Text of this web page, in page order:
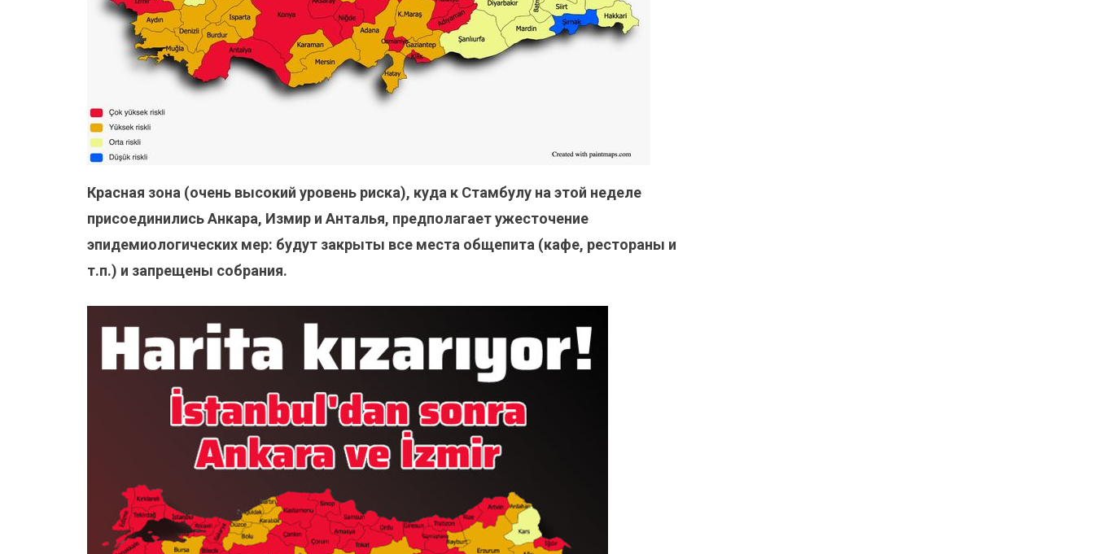
Красная зона (очень высокий уровень риска), куда к Стамбулу на этой неделе
присоединились Анкара, Измир и Анталья, предполагает ужесточение
эпидемиологических мер: будут закрыты все места общепита (кафе, рестораны и
т.п.) и запрещены собрания.